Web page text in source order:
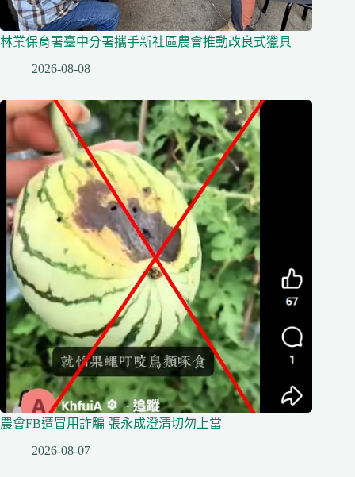
林業保育署臺中分署攜手新社區農會推動改良式獵具
2026-08-08
農會FB遭冒用詐騙 張永成澄清切勿上當
2026-08-07